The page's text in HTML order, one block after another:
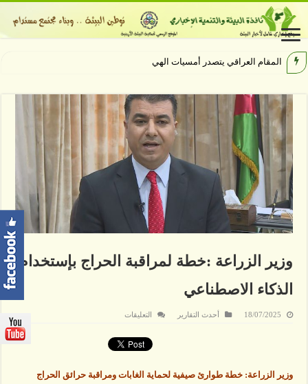
المقام العراقي يتصدر أمسيات الهيبودروم في م
وزير الزراعة :خطة لمراقبة الحراج بإستخدام
الذكاء الاصطناعي
18/07/2025 أحدث التقارير التعليقات
:خطة
لمراقبة
الذكاء
وزير الزراعة: خطة طوارئ صيفية لحماية الغابات ومراقبة حرائق الحراج